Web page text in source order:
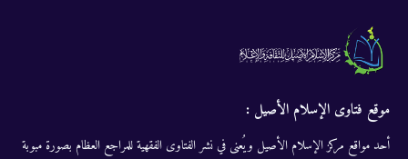
موقع فتاوى الإسلام الأصيل :
أحد مواقع مركز الإسلام الأصيل ويُعنى في نشر الفتاوى الفقهية للمراجع العظام بصورة مبوبة